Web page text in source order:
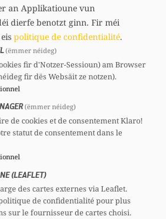
media
links: Centre
Contern
national :Membre
an Applikatioune vun
dierfe benotzt ginn. Fir méi
politique de confidentialité.
(ëmmer néideg)
fir d'Notzer-Sessioun) am Browser
fir dës Websäit ze notzen).
(ëmmer néideg)
de cookies et de consentement Klaro!
statut de consentement dans le
(LEAFLET)
des cartes externes via Leaflet.
de confidentialité pour plus
sur le fournisseur de cartes choisi.